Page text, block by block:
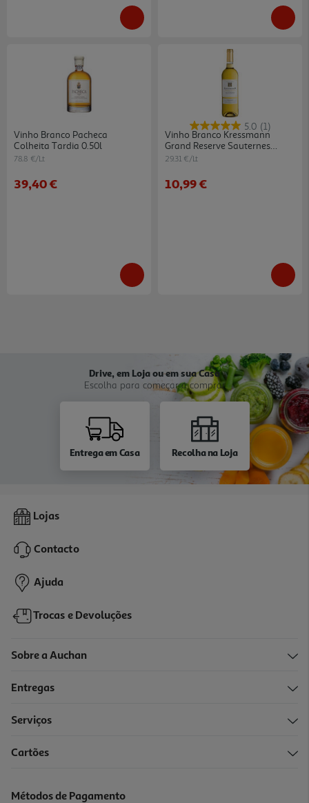
Vinho Branco Pacheca
Colheita Tardia 0.50l
78.8 €/Lt
39,40 €
5.0 (1)
Vinho Branco Kressmann
Grand Reserve Sauternes
0.375l
29.31 €/Lt
10,99 €
Drive, em Loja ou em sua Casa
Escolha para começar a comprar
Entrega em Casa Recolha na Loja
Lojas
Contacto
Ajuda
Trocas e Devoluções
Sobre a Auchan
Entregas
Serviços
Cartões
Métodos de Pagamento